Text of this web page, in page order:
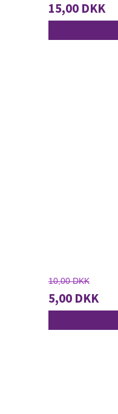
15,00 DKK
10,00 DKK
5,00 DKK